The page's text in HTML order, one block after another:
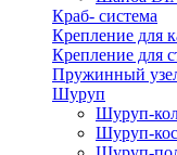
Краб- система
Крепление для
Крепление для
Пружинный
Шуруп
Шуруп-
Шуруп-